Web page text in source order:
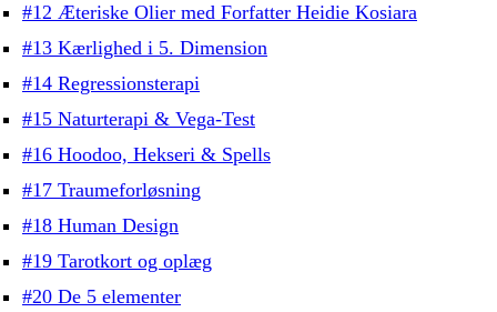
#12 Æteriske Olier med Forfatter Heidie Kosiara
#13 Kærlighed i 5. Dimension
#14 Regressionsterapi
#15 Naturterapi & Vega-Test
#16 Hoodoo, Hekseri & Spells
#17 Traumeforløsning
#18 Human Design
#19 Tarotkort og oplæg
#20 De 5 elementer